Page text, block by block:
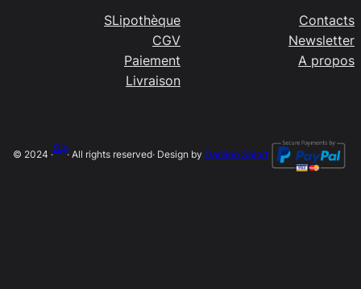
SLipothèque
CGV
Paiement
Livraison
Contacts
Newsletter
A propos
© 2024 ·
SLip
· All rights reserved· Design by Damien Salort